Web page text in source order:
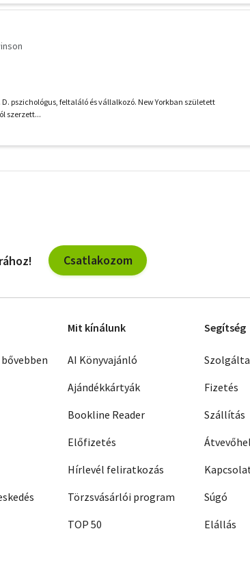
D. pszichológus, feltaláló és vállalkozó. New Yorkban született
szerzett...
szűrők
Csatlakozom
Mit kínálunk
AI Könyvajánló
Ajándékkártyák
Bookline Reader
Előfizetés
Hírlevél feliratkozás
Törzsvásárlói program
TOP 50
Segítség
Fizetés
Szállítás
Súgó
Elállás